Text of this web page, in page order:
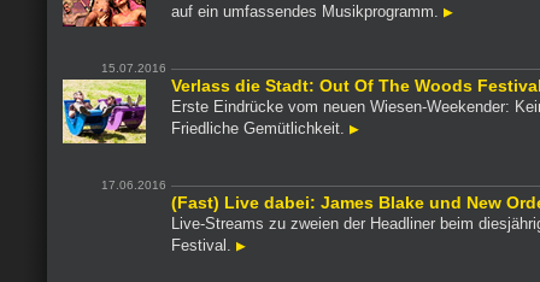
auf ein umfassendes Musikprogramm.
15.07.2016
Verlass die Stadt: Out Of The Woods
Erste Eindrücke vom neuen Wiesen-Weekender:
Friedliche Gemütlichkeit.
17.06.2016
(Fast) Live dabei: James Blake und New
Live-Streams zu zweien der Headliner beim
Festival.